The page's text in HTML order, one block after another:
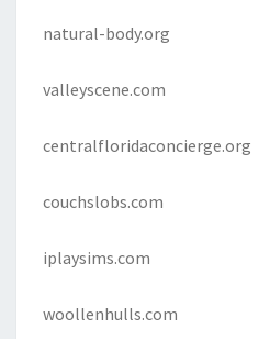
natural-body.org
valleyscene.com
centralfloridaconcierge.org
couchslobs.com
iplaysims.com
woollenhulls.com